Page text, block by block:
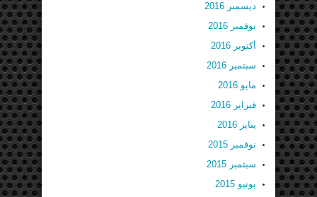
ديسمبر 2016
نوفمبر 2016
أكتوبر 2016
سبتمبر 2016
مايو 2016
فبراير 2016
يناير 2016
نوفمبر 2015
سبتمبر 2015
يونيو 2015